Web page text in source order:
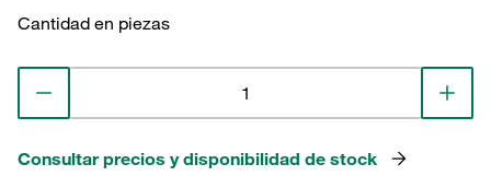
Cantidad en piezas
Consultar precios y disponibilidad de stock